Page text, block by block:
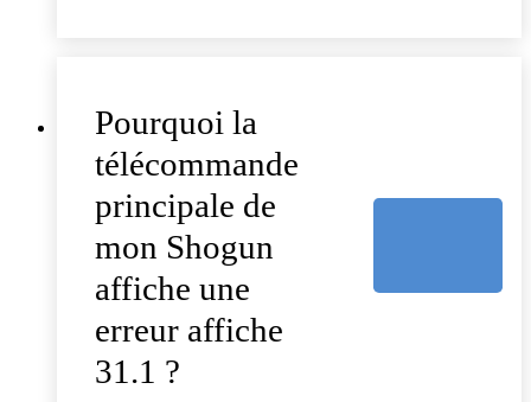
Pourquoi la
télécommande
principale de
mon Shogun
affiche une
erreur affiche
31.1 ?